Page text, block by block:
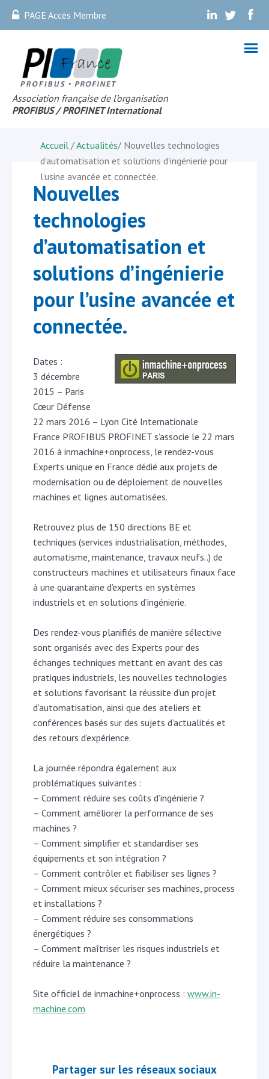
PAGE Accès Membre . . .
Association française de l’organisation
PROFIBUS / PROFINET International
Accueil /Actualités/ Nouvelles technologies
d’automatisation et solutions d’ingénierie pour
l’usine avancée et connectée.
Nouvelles
technologies
d’automatisation et
solutions d’ingénierie
pour l’usine avancée et
connectée.
Dates :
3 décembre
2015 – Paris
Cœur Défense
22 mars 2016 – Lyon Cité Internationale
France PROFIBUS PROFINET s’associe le 22 mars
2016 à inmachine+onprocess, le rendez-vous
Experts unique en France dédié aux projets de
modernisation ou de déploiement de nouvelles
machines et lignes automatisées.
Retrouvez plus de 150 directions BE et
techniques (services industrialisation, méthodes,
automatisme, maintenance, travaux neufs..) de
constructeurs machines et utilisateurs finaux face
à une quarantaine d’experts en systèmes
industriels et en solutions d’ingénierie.
Des rendez-vous planifiés de manière sélective
sont organisés avec des Experts pour des
échanges techniques mettant en avant des cas
pratiques industriels, les nouvelles technologies
et solutions favorisant la réussite d’un projet
d’automatisation, ainsi que des ateliers et
conférences basés sur des sujets d’actualités et
des retours d’expérience.
La journée répondra également aux
problématiques suivantes :
– Comment réduire ses coûts d’ingénierie ?
– Comment améliorer la performance de ses
machines ?
– Comment simplifier et standardiser ses
équipements et son intégration ?
– Comment contrôler et fiabiliser ses lignes ?
– Comment mieux sécuriser ses machines, process
et installations ?
– Comment réduire ses consommations
énergétiques ?
– Comment maîtriser les risques industriels et
réduire la maintenance ?
Site officiel de inmachine+onprocess : www.in-
machine.com
Partager sur les réseaux sociaux